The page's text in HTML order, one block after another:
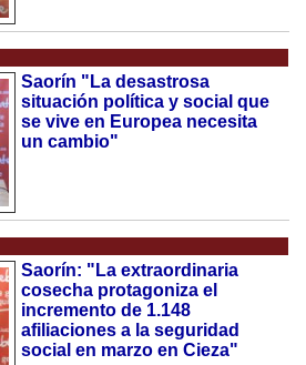
Saorín "La desastrosa
situación política y social que
se vive en Europea necesita
un cambio"
Saorín: "La extraordinaria
cosecha protagoniza el
incremento de 1.148
afiliaciones a la seguridad
social en marzo en Cieza"